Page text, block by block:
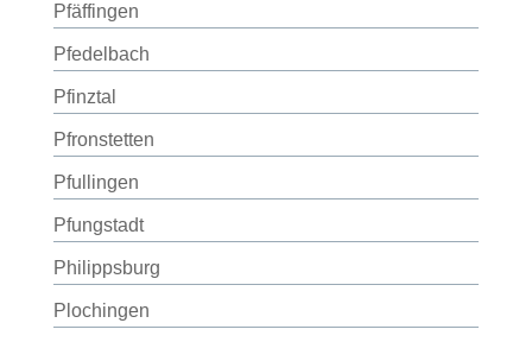
Pfäffingen
Pfedelbach
Pfinztal
Pfronstetten
Pfullingen
Pfungstadt
Philippsburg
Plochingen